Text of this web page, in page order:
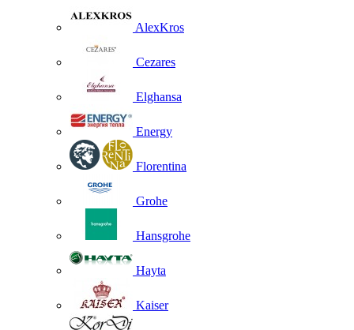
AlexKros
Cezares
Elghansa
Energy
Florentina
Grohe
Hansgrohe
Hayta
Kaiser